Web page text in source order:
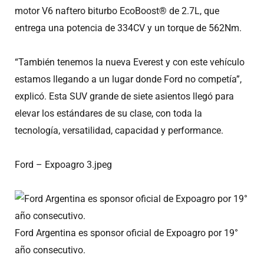
motor V6 naftero biturbo EcoBoost® de 2.7L, que
entrega una potencia de 334CV y un torque de 562Nm.
“También tenemos la nueva Everest y con este vehículo
estamos llegando a un lugar donde Ford no competía”,
explicó. Esta SUV grande de siete asientos llegó para
elevar los estándares de su clase, con toda la
tecnología, versatilidad, capacidad y performance.
Ford – Expoagro 3.jpeg
Ford Argentina es sponsor oficial de Expoagro por 19°
año consecutivo.